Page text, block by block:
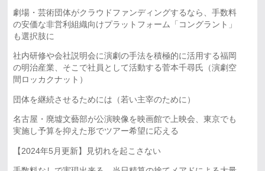
劇場・芸術団体がクラウドファンディングするなら、手数料
の安価な非営利組織向けプラットフォーム「コングラント」
も選択肢に
社内研修や会社説明会に演劇の手法を積極的に活用する福岡
の明治産業、そこで社員として活動する菅本千尋氏（演劇空
間ロッカクナット）
団体を継続させるためには（若い主宰のために）
名古屋・廃墟文藝部が公演映像を映画館で上映会、東京でも
実施し予算を抑えた形でツアー希望に応える
【2024年5月更新】見切れを起こさない